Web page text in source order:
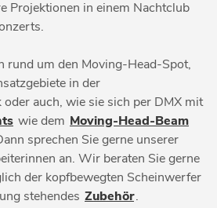
Projektionen in einem Nachtclub
rund um den Moving-Head-Spot,
in der
auch, wie sie sich per DMX mit
wie dem Moving-Head-Beam
sprechen Sie gerne unserer
an. Wir beraten Sie gerne
der kopfbewegten Scheinwerfer
stehendes Zubehör.